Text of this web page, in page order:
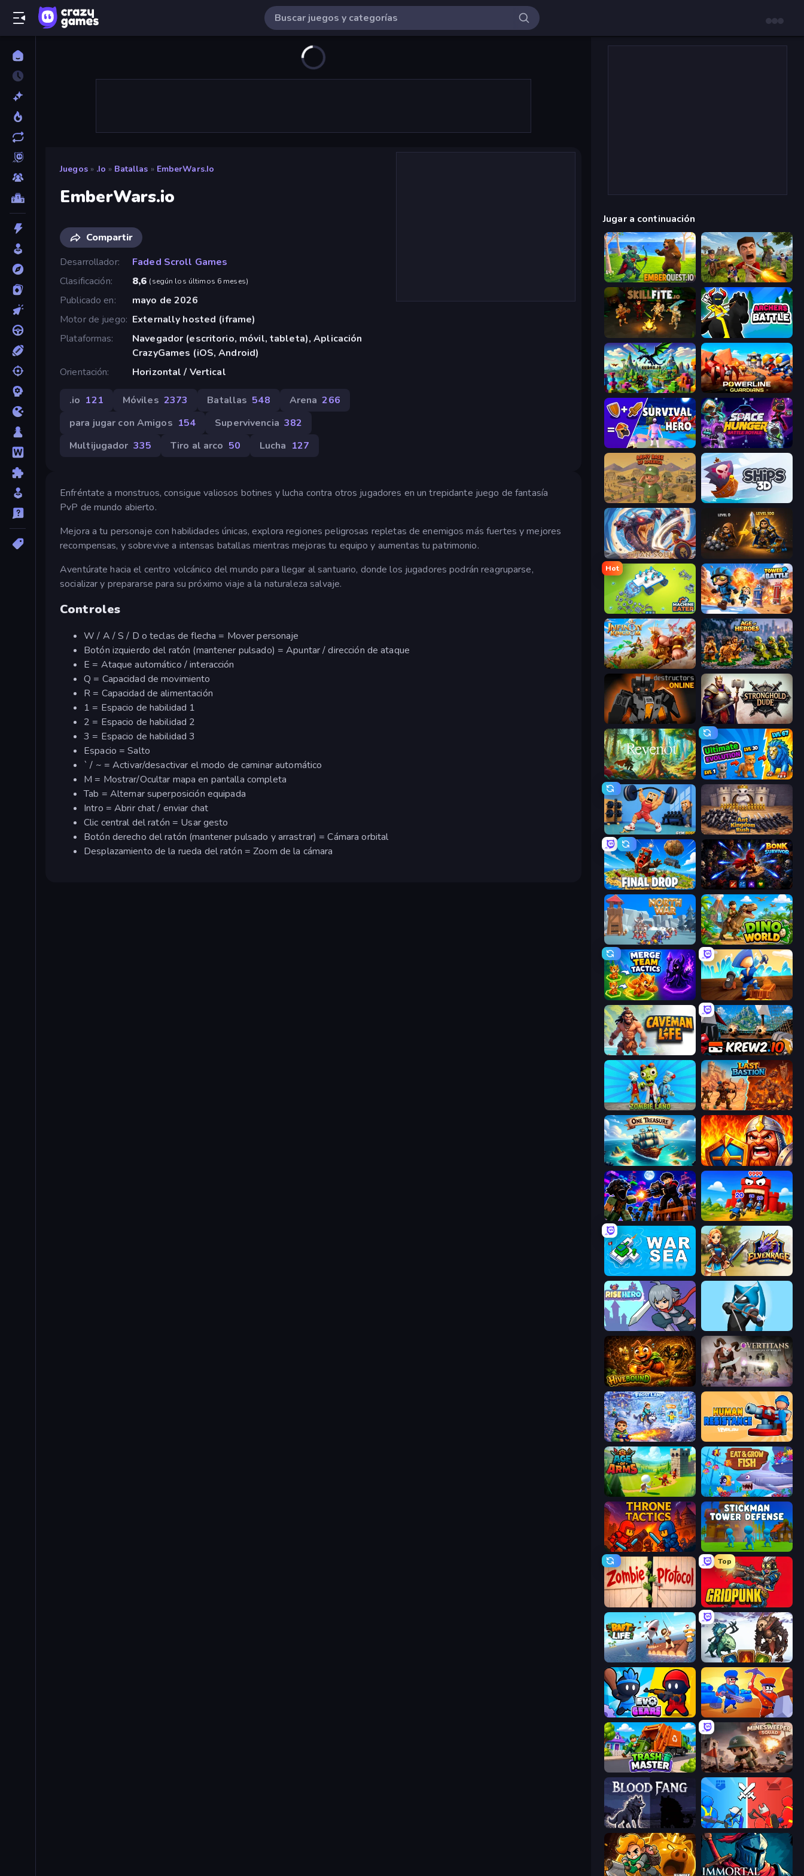
Juegos » .io » Batallas » EmberWars.io
EmberWars.io
Compartir
Desarrollador
Faded Scroll Games
Clasificación
8,6 (según los últimos 6 meses)
Publicado en
mayo de 2026
Motor de juego Externally hosted (iframe)
Plataformas
Navegador (escritorio, móvil, tableta), Aplicación
CrazyGames (iOS, Android)
Orientación
Horizontal / Vertical
.io 121 Móviles 2373 Batallas 548 Arena 266
para jugar con Amigos 154 Supervivencia 382
Multijugador 335 Tiro al arco 50 Lucha 127
Enfréntate a monstruos, consigue valiosos botines y lucha contra otros jugadores en un trepidante juego de fantasía
PvP de mundo abierto.
Mejora a tu personaje con habilidades únicas, explora regiones peligrosas repletas de enemigos más fuertes y mejores
recompensas, y sobrevive a intensas batallas mientras mejoras tu equipo y aumentas tu patrimonio.
Aventúrate hacia el centro volcánico del mundo para llegar al santuario, donde los jugadores podrán reagruparse,
socializar y prepararse para su próximo viaje a la naturaleza salvaje.
Controles
W / A / S / D o teclas de flecha = Mover personaje
Botón izquierdo del ratón (mantener pulsado) = Apuntar / dirección de ataque
E = Ataque automático / interacción
Q = Capacidad de movimiento
R = Capacidad de alimentación
1 = Espacio de habilidad 1
2 = Espacio de habilidad 2
3 = Espacio de habilidad 3
Espacio = Salto
` / ~ = Activar/desactivar el modo de caminar automático
M = Mostrar/Ocultar mapa en pantalla completa
Tab = Alternar superposición equipada
Intro = Abrir chat / enviar chat
Clic central del ratón = Usar gesto
Botón derecho del ratón (mantener pulsado y arrastrar) = Cámara orbital
Desplazamiento de la rueda del ratón = Zoom de la cámara
Jugar a continuación
EmberQuest.io Redcoats.io
Skillfite.io Archers Battle
Cubox.io Powerline Guardians
Survival Hero: Merge RPG Space Hunger: Battle Royale
Army Base Of America Ships 3D
Titan Soul: Action RPG Gothic Story RPG
Hot
Machine Eater Tower Battle
Infinity Kingdom Age of Heroes
Destructors Online Stronghold Dude
Revenot Ultimate Evolution
Gym Boss Ant Kingdom Rush
Final Drop
North War Dino World
Merge Team Tactics Captains Idle
Caveman Life Krew.io
Zombie Land Last Bastion
One Treasure WarLink: Crown & Clash
Base Obby: Zombie Defense TimeWarriors
War Sea Elvenrage
Rise Hero
Hivebound Overtitans: Destroyers of Worlds
Frost Land - Snow Survival Human Resistance
Age Of Arms Eat & Grow Fish
Throne Tactics
Zombie Protocol
Top
Raft Life Dark Stones: Card Battle RPG
Evo Gears Craft and Battle
Trash Master Minesweeper Squad
Blood Fang State Wars: Conquer Them All